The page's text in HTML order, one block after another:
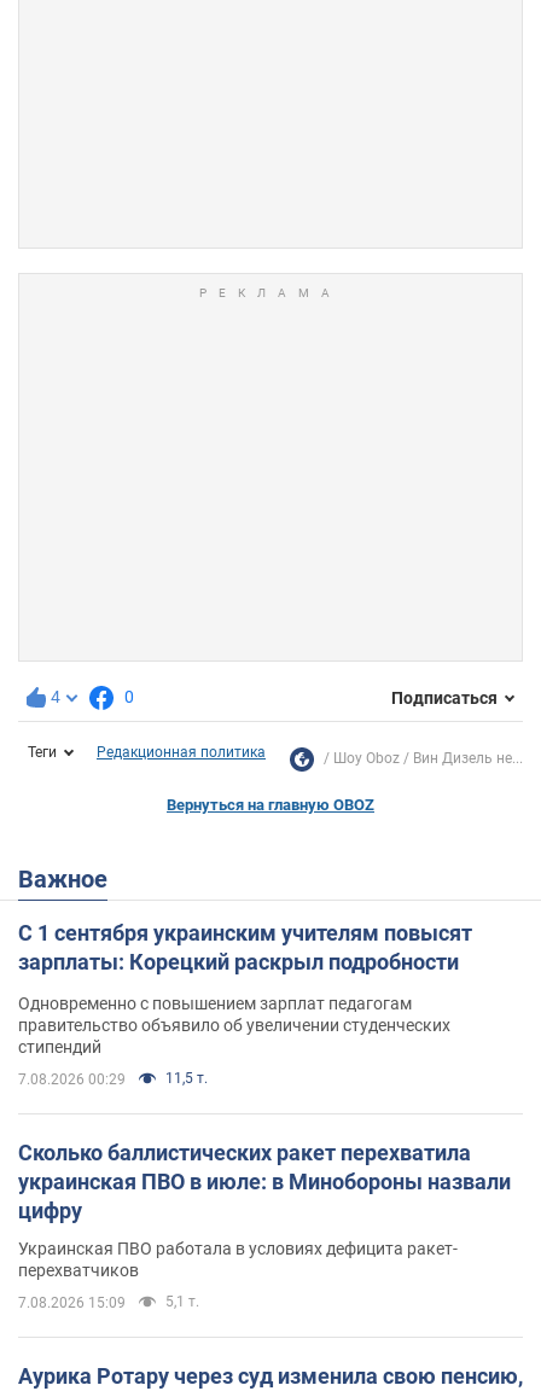
4 0 Подписаться
Теги Редакционная политика Шоу Oboz Вин Дизель не...
Вернуться на главную OBOZ
Важное
С 1 сентября украинским учителям повысят
зарплаты: Корецкий раскрыл подробности
Одновременно с повышением зарплат педагогам
правительство объявило об увеличении студенческих
стипендий
7.08.2026 00:29 11,5 т.
Сколько баллистических ракет перехватила
украинская ПВО в июле: в Минобороны назвали
цифру
Украинская ПВО работала в условиях дефицита ракет-
перехватчиков
7.08.2026 15:09 5,1 т.
Аурика Ротару через суд изменила свою пенсию,